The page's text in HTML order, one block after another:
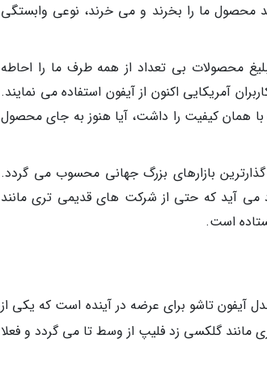
محصول ما را بخرند و می خرند، نوعی وابستگی
محصولات بی تعداد از همه طرف ما را احاطه
آمریکایی اکنون از آیفون استفاده می نمایند.
همان کیفیت را داشت، آیا هنوز به جای محصول
گذارترین بازارهای بزرگ جهانی محسوب می گردد.
می آید که حتی از شرکت های قدیمی تری مانند
است.
آیفون تاشو برای عرضه در آینده است که یکی از
گردد و دیگری مانند گلکسی زد فلیپ از وسط تا می گردد و فعلا